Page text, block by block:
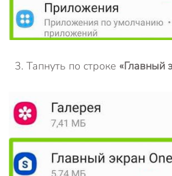
Тапнуть по строке «Главный